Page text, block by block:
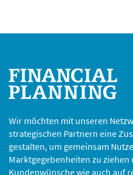
Wir möchten mit unseren
strategischen Partnern eine
gestalten, um gemeinsam
Marktgegebenheiten zu
Kundenwünsche wie auch auf